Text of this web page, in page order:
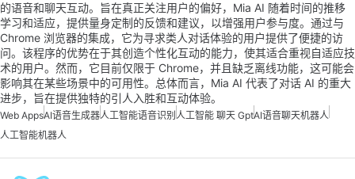
的语音和聊天互动。旨在真正关注用户的偏好，Mia AI 随着时间的推移
学习和适应，提供量身定制的反馈和建议，以增强用户参与度。通过与
Chrome 浏览器的集成，它为寻求类人对话体验的用户提供了便捷的访
问。该程序的优势在于其创造个性化互动的能力，使其适合重视自适应技
术的用户。然而，它目前仅限于 Chrome，并且缺乏离线功能，这可能会
影响其在某些场景中的可用性。总体而言，Mia AI 代表了对话 AI 的重大
进步，旨在提供独特的引人入胜和互动体验。
Web AppsAI语音生成器人工智能语音识别 人工智能 聊天 GptAI语音聊天机器人
人工智能机器人